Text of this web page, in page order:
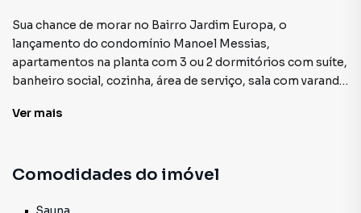
Sua chance de morar no Bairro Jardim Europa, o
lançamento do condomínio Manoel Messias,
apartamentos na planta com 3 ou 2 dormitórios com suíte,
banheiro social, cozinha, área de serviço, sala com varanda
vindos no novo ambiente.Para o seu lazer o condomínio
cowoking, salão de jogos, espaço fitness, academia ao ar
Ver mais
Comodidades do imóvel